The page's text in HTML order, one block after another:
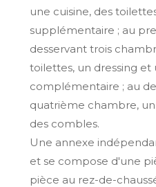
une cuisine, des
supplémentaire ; au
desservant trois
toilettes, un dressing et
complémentaire ; au
quatrième chambre,
des combles.
Une annexe
et se compose d'une
pièce au rez-de-